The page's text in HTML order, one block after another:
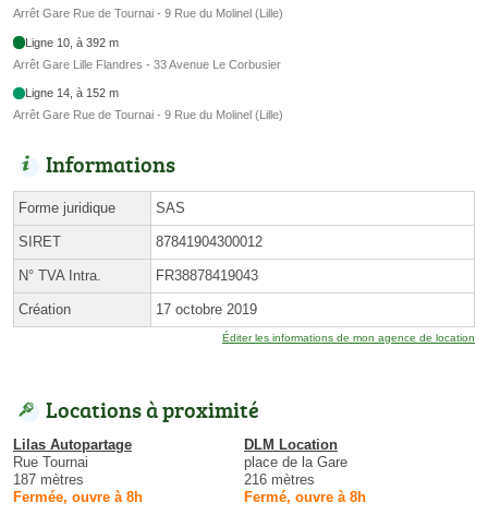
Arrêt Gare Rue de Tournai - 9 Rue du Molinel (Lille)
Ligne 10, à 392 m
Arrêt Gare Lille Flandres - 33 Avenue Le Corbusier
Ligne 14, à 152 m
Arrêt Gare Rue de Tournai - 9 Rue du Molinel (Lille)
Informations
Forme juridique SAS
SIRET 87841904300012
N° TVA Intra. FR38878419043
Création 17 octobre 2019
Éditer les informations de mon agence de location
Locations à proximité
Lilas Autopartage
Rue Tournai
187 mètres
Fermée, ouvre à 8h
DLM Location
place de la Gare
216 mètres
Fermé, ouvre à 8h